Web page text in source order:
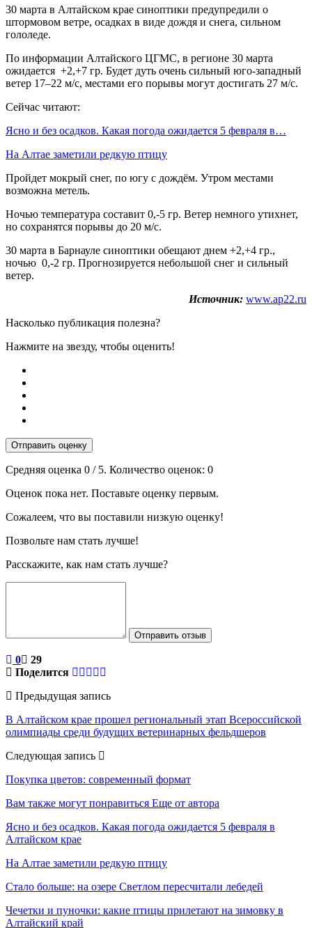
30 марта в Алтайском крае синоптики предупредили о
штормовом ветре, осадках в виде дождя и снега, сильном
гололеде.
По информации Алтайского ЦГМС, в регионе 30 марта
ожидается +2,+7 гр. Будет дуть очень сильный юго-западный
ветер 17–22 м/с, местами его порывы могут достигать 27 м/с.
Сейчас читают:
Ясно и без осадков. Какая погода ожидается 5 февраля в…
На Алтае заметили редкую птицу
Пройдет мокрый снег, по югу с дождём. Утром местами
возможна метель.
Ночью температура составит 0,-5 гр. Ветер немного утихнет,
но сохранятся порывы до 20 м/с.
30 марта в Барнауле синоптики обещают днем +2,+4 гр.,
ночью 0,-2 гр. Прогнозируется небольшой снег и сильный
ветер.
Источник: www.ap22.ru
Насколько публикация полезна?
Нажмите на звезду, чтобы оценить!
Отправить оценку
Средняя оценка 0 / 5. Количество оценок: 0
Оценок пока нет. Поставьте оценку первым.
Сожалеем, что вы поставили низкую оценку!
Позвольте нам стать лучше!
Расскажите, как нам стать лучше?
Отправить отзыв
0
29
Поделится
Предыдущая запись
В Алтайском крае прошел региональный этап Всероссийской
олимпиады среди будущих ветеринарных фельдшеров
Следующая запись
Покупка цветов: современный формат
Вам также могут понравиться Еще от автора
Ясно и без осадков. Какая погода ожидается 5 февраля в
Алтайском крае
На Алтае заметили редкую птицу
Стало больше: на озере Светлом пересчитали лебедей
Чечетки и пуночки: какие птицы прилетают на зимовку в
Алтайский край